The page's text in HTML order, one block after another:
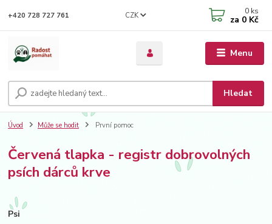
Menu
CZK
Hledat
+420 728 727 761 0 ks
za 0 Kč
Úvod Může se hodit První pomoc
Červená tlapka - registr dobrovolných
psích dárců krve
Psi